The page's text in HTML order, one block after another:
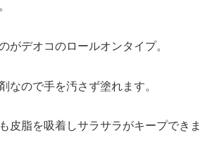
がデオコのロールオンタイプ。
なので手を汚さず塗れます。
皮脂を吸着しサラサラがキープできま